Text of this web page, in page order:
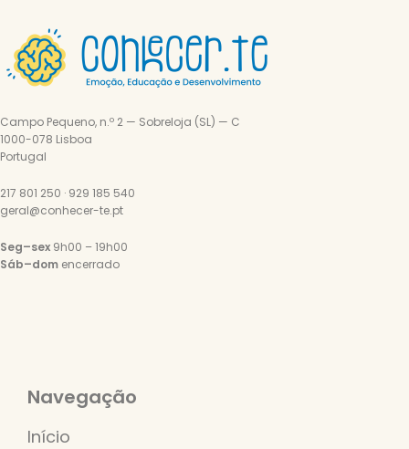
Campo Pequeno, n.º 2 — Sobreloja (SL) — C
1000-078 Lisboa
Portugal
217 801 250 · 929 185 540
geral@conhecer-te.pt
Seg–sex 9h00 – 19h00
Sáb–dom encerrado
Navegação
Início